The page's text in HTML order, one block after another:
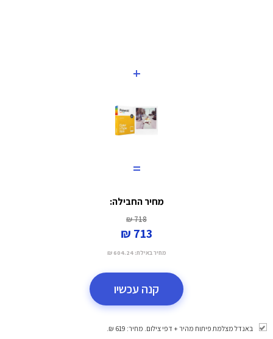
+
=
מחיר החבילה:
718 ₪
713 ₪
מחיר באילת: 604.24 ₪
קנה עכשיו
באנדל מצלמת פיתוח מהיר + דפי צילום. מחיר: 619 ₪.